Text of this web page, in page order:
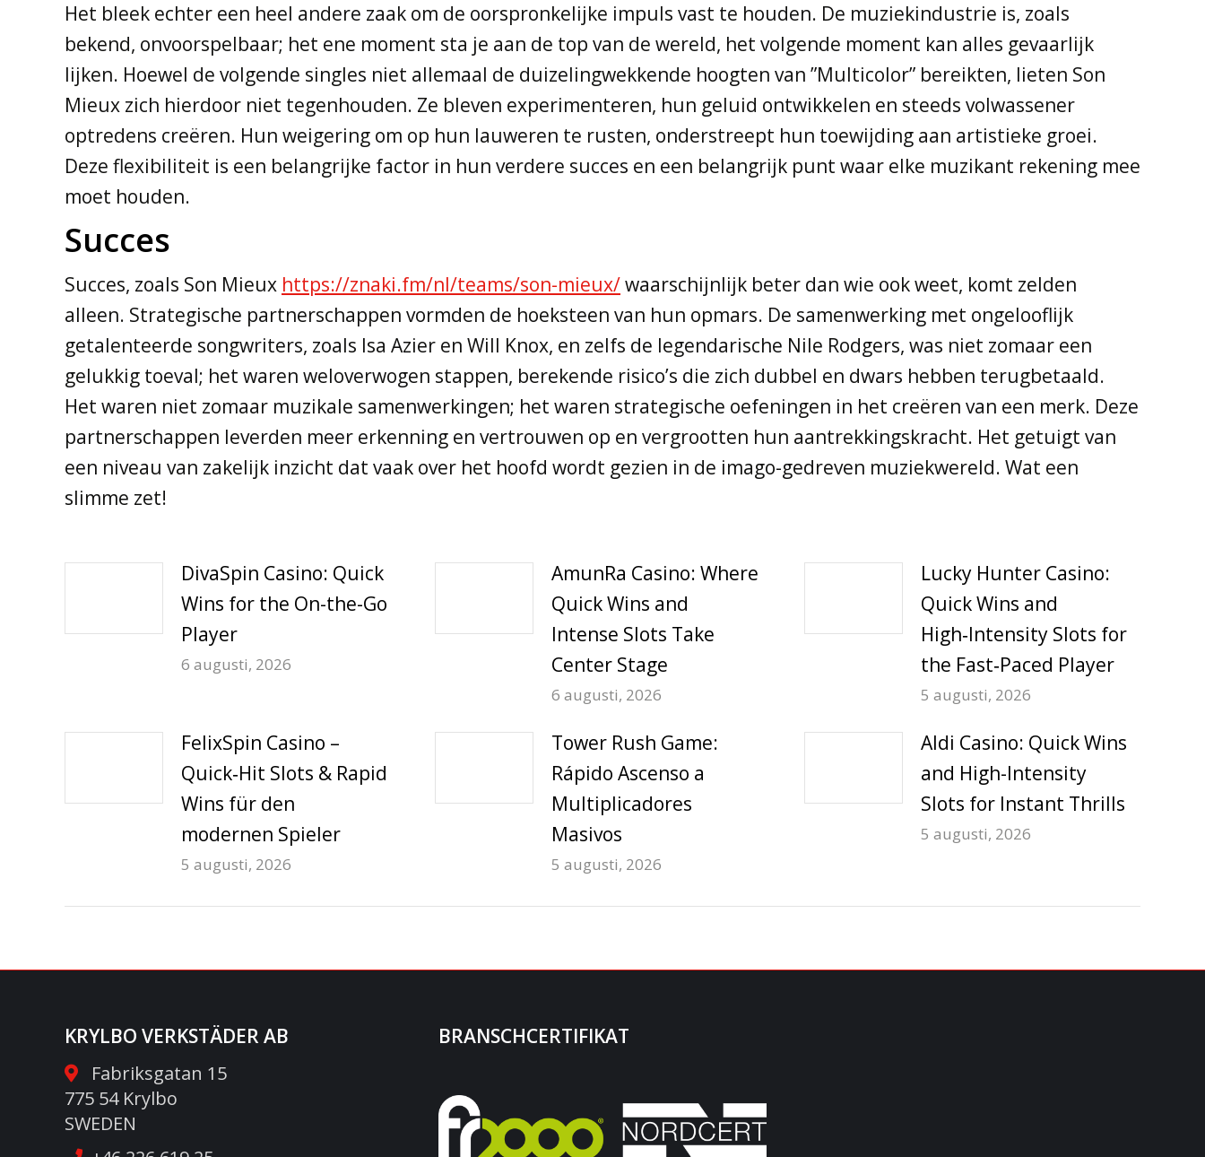
Het bleek echter een heel andere zaak om de oorspronkelijke impuls vast te houden. De muziekindustrie is, zoals
bekend, onvoorspelbaar; het ene moment sta je aan de top van de wereld, het volgende moment kan alles gevaarlijk
lijken. Hoewel de volgende singles niet allemaal de duizelingwekkende hoogten van ”Multicolor” bereikten, lieten Son
Mieux zich hierdoor niet tegenhouden. Ze bleven experimenteren, hun geluid ontwikkelen en steeds volwassener
optredens creëren. Hun weigering om op hun lauweren te rusten, onderstreept hun toewijding aan artistieke groei.
Deze flexibiliteit is een belangrijke factor in hun verdere succes en een belangrijk punt waar elke muzikant rekening mee
moet houden.
Succes
Succes, zoals Son Mieux https://znaki.fm/nl/teams/son-mieux/waarschijnlijk beter dan wie ook weet, komt zelden
alleen. Strategische partnerschappen vormden de hoeksteen van hun opmars. De samenwerking met ongelooflijk
getalenteerde songwriters, zoals Isa Azier en Will Knox, en zelfs de legendarische Nile Rodgers, was niet zomaar een
gelukkig toeval; het waren weloverwogen stappen, berekende risico’s die zich dubbel en dwars hebben terugbetaald.
Het waren niet zomaar muzikale samenwerkingen; het waren strategische oefeningen in het creëren van een merk. Deze
partnerschappen leverden meer erkenning en vertrouwen op en vergrootten hun aantrekkingskracht. Het getuigt van
een niveau van zakelijk inzicht dat vaak over het hoofd wordt gezien in de imago-gedreven muziekwereld. Wat een
slimme zet!
DivaSpin Casino: Quick
Wins for the On-the-Go
Player
6 augusti, 2026
AmunRa Casino: Where
Quick Wins and
Intense Slots Take
Center Stage
6 augusti, 2026
Lucky Hunter Casino:
Quick Wins and
High‑Intensity Slots for
the Fast‑Paced Player
5 augusti, 2026
FelixSpin Casino –
Quick‑Hit Slots & Rapid
Wins für den
modernen Spieler
5 augusti, 2026
Tower Rush Game:
Rápido Ascenso a
Multiplicadores
Masivos
5 augusti, 2026
Aldi Casino: Quick Wins
and High-Intensity
Slots for Instant Thrills
5 augusti, 2026
KRYLBO VERKSTÄDER AB
Fabriksgatan 15
775 54 Krylbo
SWEDEN
BRANSCHCERTIFIKAT